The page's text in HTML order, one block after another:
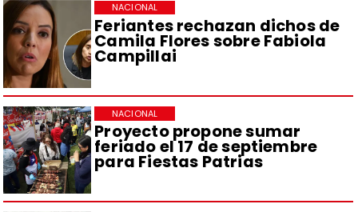
Feriantes rechazan dichos de
Camila Flores sobre Fabiola
Campillai
NACIONAL
Proyecto propone sumar
feriado el 17 de septiembre
para Fiestas Patrias
NACIONAL